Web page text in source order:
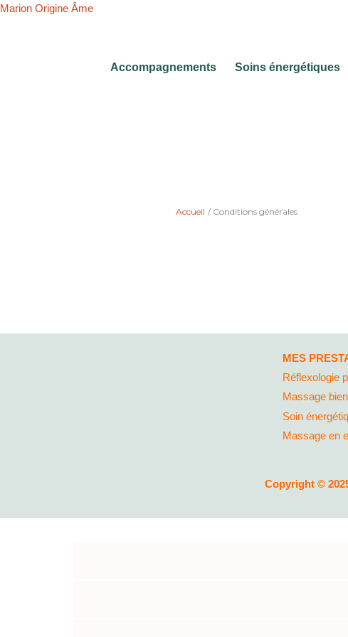
Aller
Marion Origine Âme
Accompagnements Soins énergétiques
Accueil Conditions générales
MES
Réflexologie
Massage
Soin
Massage en
Copyright ©